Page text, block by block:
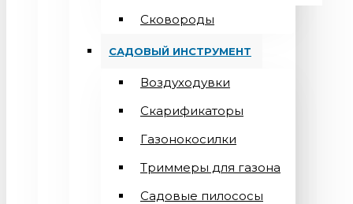
Сковороды
САДОВЫЙ ИНСТРУМЕНТ
Воздуходувки
Скарификаторы
Газонокосилки
Триммеры для газона
Садовые пилососы